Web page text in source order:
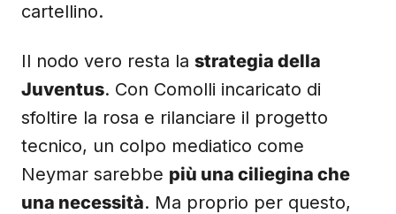
cartellino.
Il nodo vero resta la strategia della
Juventus. Con Comolli incaricato di
sfoltire la rosa e rilanciare il progetto
tecnico, un colpo mediatico come
Neymar sarebbe più una ciliegina che
una necessità. Ma proprio per questo,